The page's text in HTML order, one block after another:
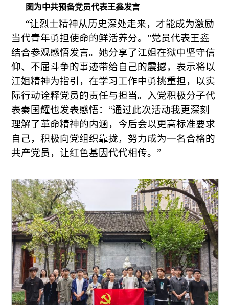
图为中共预备党员代表王鑫发言
“让烈士精神从历史深处走来，才能成为激励
当代青年勇担使命的鲜活养分。”党员代表王鑫
结合参观感悟发言。她分享了江姐在狱中坚守信
仰、不屈斗争的事迹带给自己的震撼，表示将以
江姐精神为指引，在学习工作中勇挑重担，以实
际行动诠释党员的责任与担当。入党积极分子代
表秦国耀也发表感悟：“通过此次活动我更深刻
理解了革命精神的内涵，今后会以更高标准要求
自己，积极向党组织靠拢，努力成为一名合格的
共产党员，让红色基因代代相传。”